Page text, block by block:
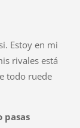
Estoy en mi
rivales está
todo ruede
pasas